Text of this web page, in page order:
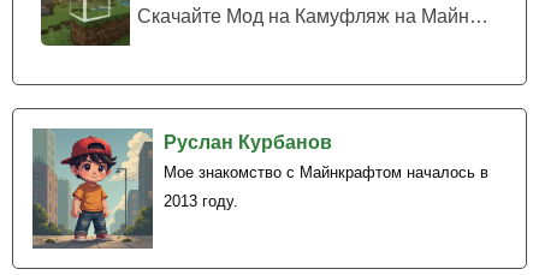
Скачайте Мод на Камуфляж на Майнкрафт...
Руслан Курбанов
Мое знакомство с Майнкрафтом началось в
2013 году.